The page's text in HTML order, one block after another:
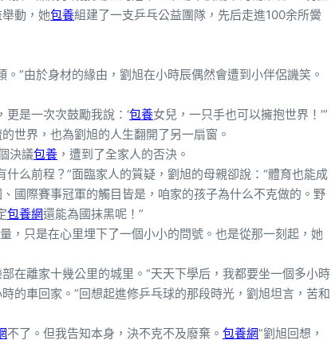
動，她包養組建了一支乒乓公益團隊，先后走進100余所黌
”由於身材的緣由，劉旭在小時辰偶然會遭到小伴侶譏笑。
是一次次鼓勵我說：‘包養女兒，一只手也可以擁抱世界！’”
世界，也為劉旭的人生翻開了另一扇窗。
決議包養 ，遭到了全家人的否決。
么前程？”面臨家人的質疑，劉旭的母親卻說：“體育也能成
國際賽事冠軍的觸目皆是，咱家的孩子為什么不克做的。野
包養網還能為國抹黑呢！”
，只是在心里埋下了一個小小的問號。也是從那一刻起，她
在離家十幾公里的城里。“天天下學后，我都要坐一個多小時
的車回家。”回想起進修乒乓球的那段時光，劉旭坦言，苦和
不了。但我告知本身，決不克不及廢棄。 包養網”劉旭回想，